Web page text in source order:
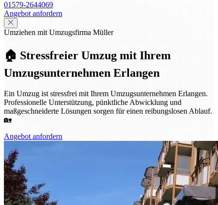
01579-2644069
Angebot anfordern
Umziehen mit Umzugsfirma Müller
🏠 Stressfreier Umzug mit Ihrem
Umzugsunternehmen Erlangen
Ein Umzug ist stressfrei mit Ihrem Umzugsunternehmen Erlangen.
Professionelle Unterstützung, pünktliche Abwicklung und
maßgeschneiderte Lösungen sorgen für einen reibungslosen Ablauf.
🏡
Angebot anfordern